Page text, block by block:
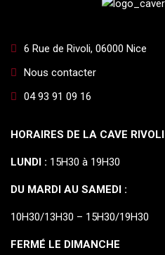
6 Rue de Rivoli, 06000 Nice
Nous contacter
04 93 91 09 16
HORAIRES DE LA CAVE RIVOLI
LUNDI : 15H30 à 19H30
DU MARDI AU SAMEDI :
10H30/13H30 – 15H30/19H30
FERMÉ LE DIMANCHE